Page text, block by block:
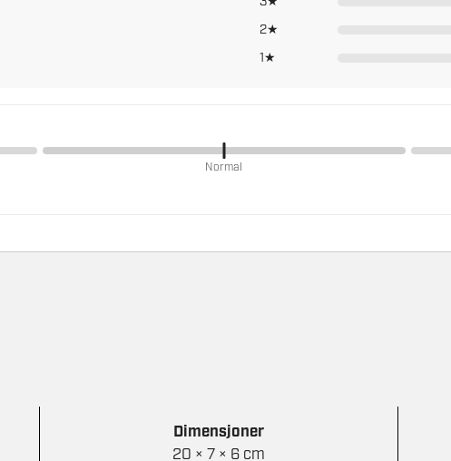
2★
1★
Normal
Dimensjoner
20 × 7 × 6 cm